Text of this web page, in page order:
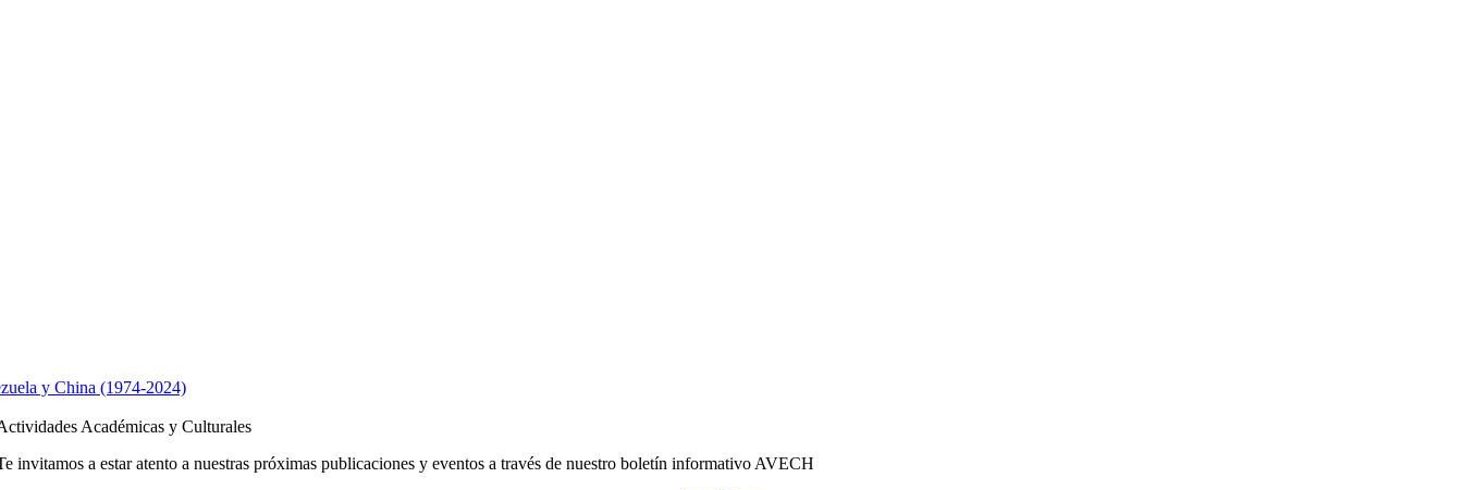
y China (1974-2024)
Académicas y Culturales
invitamos a estar atento a nuestras próximas publicaciones y eventos a través de nuestro boletín informativo AVECH